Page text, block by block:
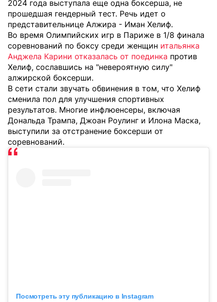
2024 года выступала еще одна боксерша, не
прошедшая гендерный тест. Речь идет о
представительнице Алжира - Иман Хелиф.
Во время Олимпийских игр в Париже в 1/8 финала
соревнований по боксу среди женщин итальянка
Анджела Карини отказалась от поединка против
Хелиф, сославшись на "невероятную силу"
алжирской боксерши.
В сети стали звучать обвинения в том, что Хелиф
сменила пол для улучшения спортивных
результатов. Многие инфлюенсеры, включая
Дональда Трампа, Джоан Роулинг и Илона Маска,
выступили за отстранение боксерши от
соревнований.
Посмотреть эту публикацию в Instagram